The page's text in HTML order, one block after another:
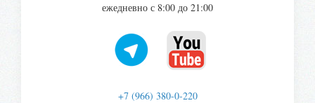
ежедневно с 8:00 до 21:00
+7 (966) 380-0-220